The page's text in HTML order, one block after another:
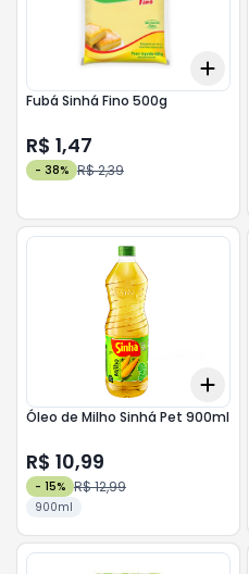
Add
Fubá Sinhá Fino 500g
R$ 1,47
- 38% R$ 2,39
Add
Óleo de Milho Sinhá Pet 900ml
R$ 10,99
- 15% R$ 12,99
900ml